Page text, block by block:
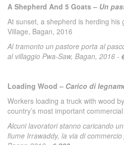
A Shepherd And 5 Goats – Un
At sunset, a shepherd is herding his
Village, Bagan, 2016
Al tramonto un pastore porta al
al villaggio Pwa-Saw, Bagan, 2016 -
Loading Wood – Carico di
Workers loading a truck with wood
country’s most important
Alcuni lavoratori stanno caricando
fiume Irrawaddy, la via di